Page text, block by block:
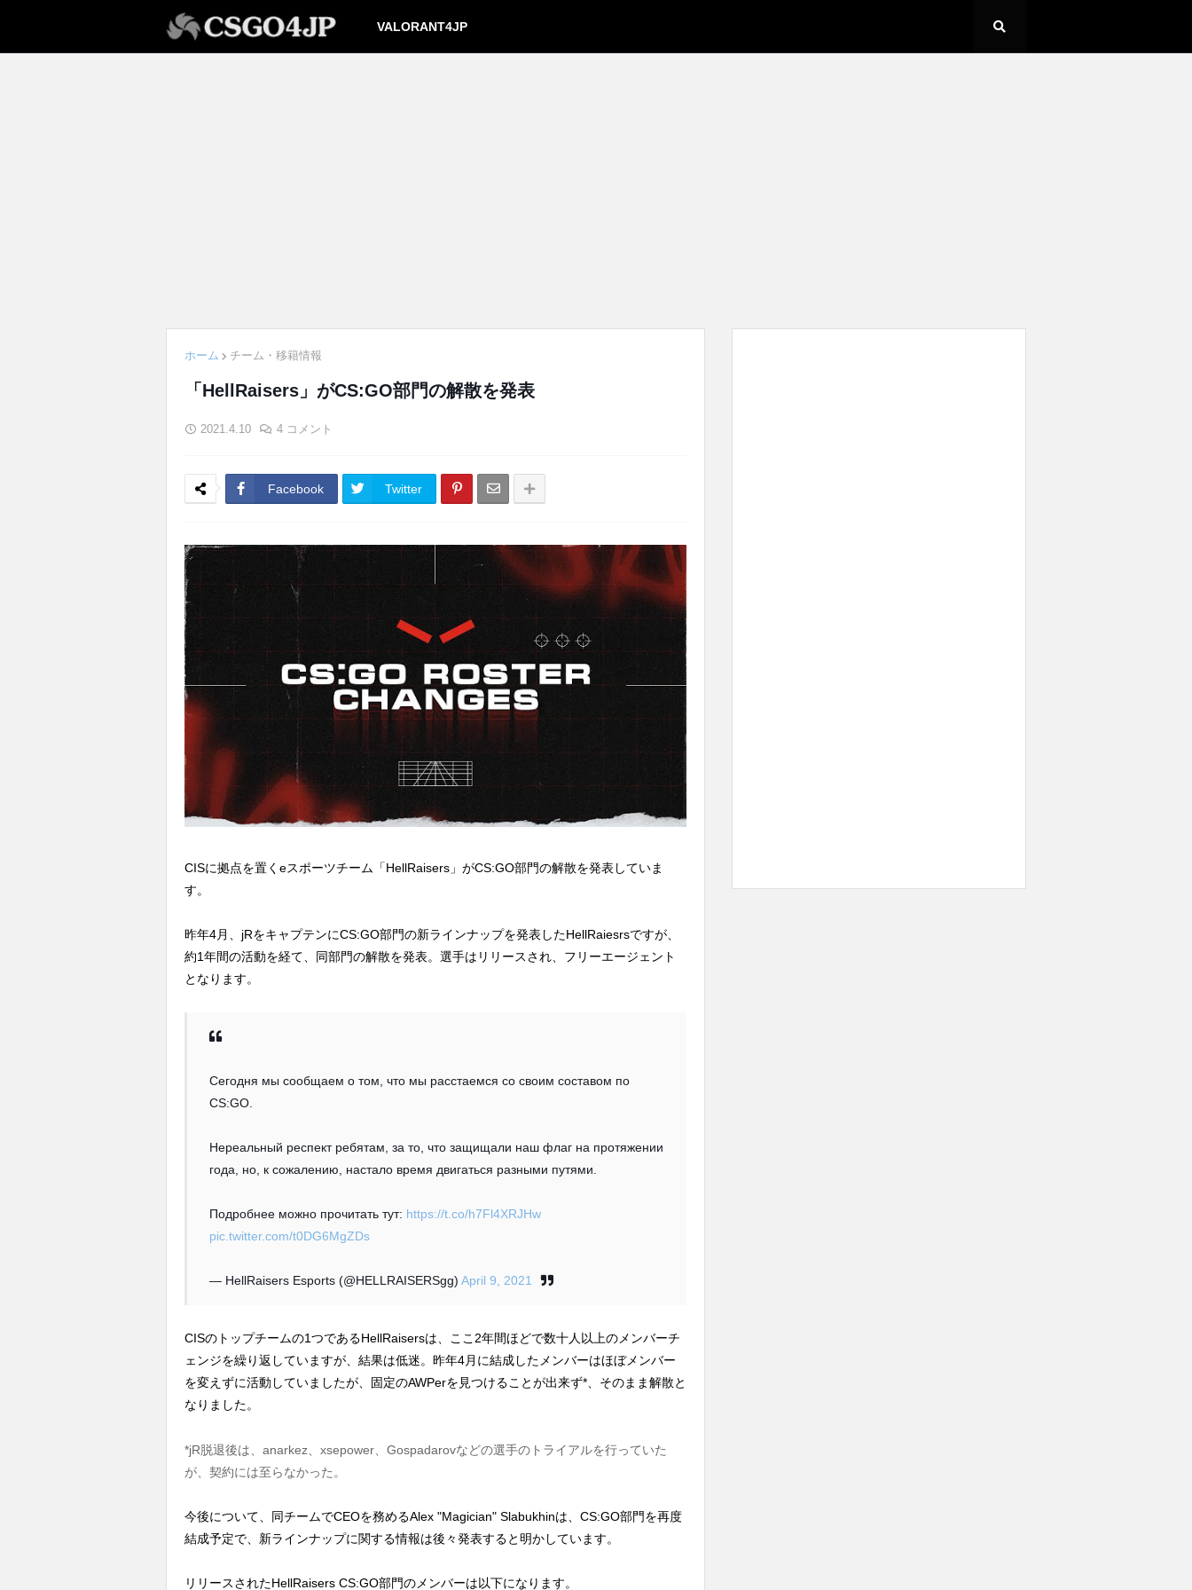
VALORANT4JP
ホーム チーム・移籍情報
「HellRaisers」がCS:GO部門の解散を発表
2021.4.10 4 コメント
Facebook Twitter
CISに拠点を置くeスポーツチーム「HellRaisers」がCS:GO部門の解散を発表していま
す。
昨年4月、jRをキャプテンにCS:GO部門の新ラインナップを発表したHellRaiesrsですが、
約1年間の活動を経て、同部門の解散を発表。選手はリリースされ、フリーエージェント
となります。
Сегодня мы сообщаем о том, что мы расстаемся со своим составом по
CS:GO.
Нереальный респект ребятам, за то, что защищали наш флаг на протяжении
года, но, к сожалению, настало время двигаться разными путями.
Подробнее можно прочитать тут: https://t.co/h7Fl4XRJHw
pic.twitter.com/t0DG6MgZDs
— HellRaisers Esports (@HELLRAISERSgg) April 9, 2021
CISのトップチームの1つであるHellRaisersは、ここ2年間ほどで数十人以上のメンバーチ
ェンジを繰り返していますが、結果は低迷。昨年4月に結成したメンバーはほぼメンバー
を変えずに活動していましたが、固定のAWPerを見つけることが出来ず*、そのまま解散と
なりました。
*jR脱退後は、anarkez、xsepower、Gospadarovなどの選手のトライアルを行っていた
が、契約には至らなかった。
今後について、同チームでCEOを務めるAlex "Magician" Slabukhinは、CS:GO部門を再度
結成予定で、新ラインナップに関する情報は後々発表すると明かしています。
リリースされたHellRaisers CS:GO部門のメンバーは以下になります。